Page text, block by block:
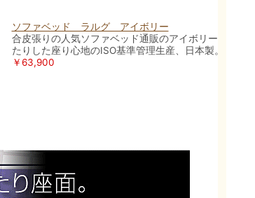
ソファベッド ラルグ アイボリー
合皮張りの人気ソファベッド通販のアイボリー。座面
たりした座り心地のISO基準管理生産、日本製。
￥63,900